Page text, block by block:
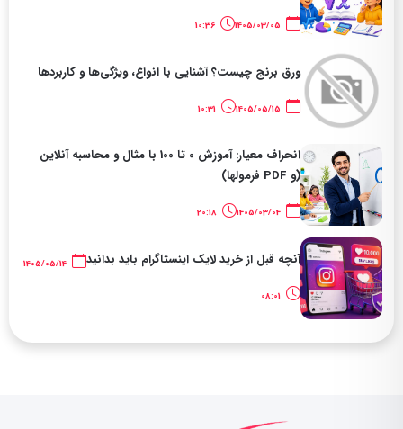
10:36
ورق برنج چیست؟ آشنایی با انواع، ویژگی‌ها و کاربردها
انحراف معیار: آموزش 0 تا 100 با مثال و محاسبه آنلاین
(و PDF فرمولها)
20:18
آنچه قبل از خرید لایک اینستاگرام باید بدانید